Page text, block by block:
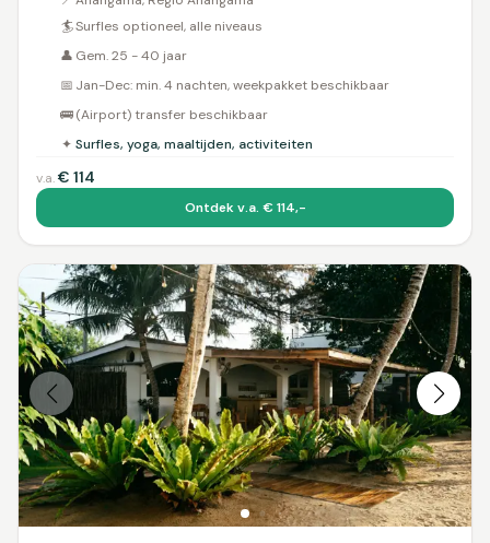
🏄Surfles optioneel, alle niveaus
👤 Gem. 25 - 40 jaar
📅 Jan-Dec: min. 4 nachten, weekpakket beschikbaar
🚌(Airport) transfer beschikbaar
✦ Surfles, yoga, maaltijden, activiteiten
v.a.€ 114
Ontdek v.a. € 114,-